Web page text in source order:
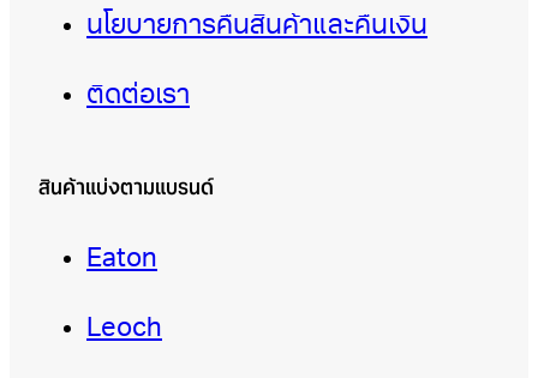
นโยบายการคืนสินค้าและคืนเงิน
ติดต่อเรา
สินค้าแบ่งตามแบรนด์
Eaton
Leoch